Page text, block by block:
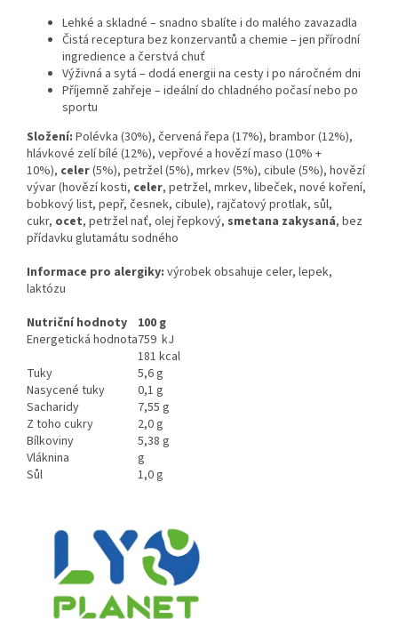
Lehké a skladné – snadno sbalíte i do malého zavazadla
Čistá receptura bez konzervantů a chemie – jen přírodní
ingredience a čerstvá chuť
Výživná a sytá – dodá energii na cesty i po náročném dni
Příjemně zahřeje – ideální do chladného počasí nebo po
sportu
Složení: Polévka (30%), červená řepa (17%), brambor (12%),
hlávkové zelí bílé (12%), vepřové a hovězí maso (10% +
10%), celer(5%), petržel (5%), mrkev (5%), cibule (5%), hovězí
vývar (hovězí kosti, celer, petržel, mrkev, libeček, nové koření,
bobkový list, pepř, česnek, cibule), rajčatový protlak, sůl,
cukr, ocet, petržel nať, olej řepkový, smetana zakysaná, bez
přídavku glutamátu sodného
Informace pro alergiky: výrobek obsahuje celer, lepek,
laktózu
Nutriční hodnoty
100 g
Energetická hodnota759 kJ
181 kcal
Tuky
5,6 g
Nasycené tuky
0,1 g
Sacharidy
7,55 g
Z toho cukry
2,0 g
Bílkoviny
5,38 g
Vláknina
g
Sůl
1,0 g